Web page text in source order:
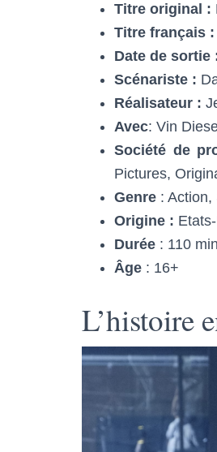
Titre original :
Titre français :
Date de sortie
Scénariste :
Réalisateur :
Avec: Vin
Société de
Pictures,
Genre : Action,
Origine :
Durée : 110
Âge : 16+
L’histoire